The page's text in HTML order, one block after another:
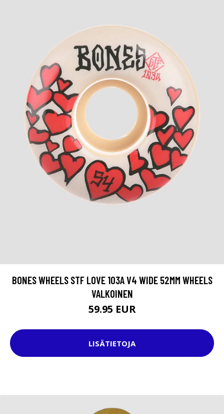
BONES WHEELS STF LOVE 103A V4 WIDE 52MM WHEELS
VALKOINEN
59.95 EUR
LISÄTIETOJA